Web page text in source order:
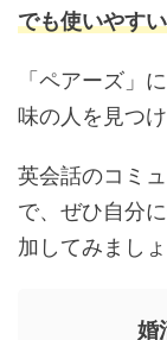
でも使いやす
「ペアーズ」に
味の人を見つ
英会話のコミ
で、ぜひ自分
加してみましょ
婚